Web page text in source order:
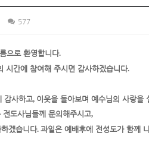
577
으로 환영합니다.
시간에 참여해 주시면 감사하겠습니다.
감사하고, 이웃을 돌아보며 예수님의 사랑을
전도사님들께 문의해주시고,
겠습니다. 과일은 예배후에 전성도가 함께